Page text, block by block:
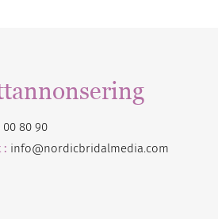
00 80 90
: info@nordicbridalmedia.com